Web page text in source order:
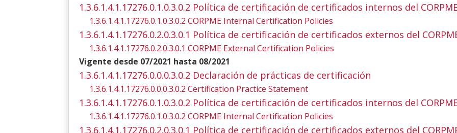
1.3.6.1.4.1.17276.0.1.0.3.0.2 Política de certificación de certificados internos del
1.3.6.1.4.1.17276.0.1.0.3.0.2 CORPME Internal Certification Policies
1.3.6.1.4.1.17276.0.2.0.3.0.1 Política de certificación de certificados externos del
1.3.6.1.4.1.17276.0.2.0.3.0.1 CORPME External Certification Policies
Vigente desde 07/2021 hasta 08/2021
1.3.6.1.4.1.17276.0.0.0.3.0.2 Declaración de prácticas de certificación
1.3.6.1.4.1.17276.0.0.0.3.0.2 Certification Practice Statement
1.3.6.1.4.1.17276.0.1.0.3.0.2 Política de certificación de certificados internos del
1.3.6.1.4.1.17276.0.1.0.3.0.2 CORPME Internal Certification Policies
1.3.6.1.4.1.17276.0.2.0.3.0.1 Política de certificación de certificados externos del